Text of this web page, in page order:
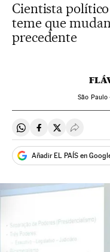
Cientista
teme que
precedente
São
Compartir en
Compartir en
Compartir en
Añadir EL PAÍS en